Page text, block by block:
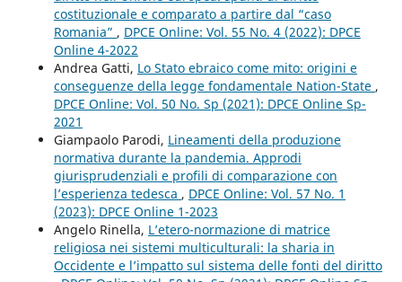
costituzionale e comparato a partire dal “caso
Romania” , DPCE Online: Vol. 55 No. 4 (2022): DPCE
Online 4-2022
Andrea Gatti, Lo Stato ebraico come mito: origini e
conseguenze della legge fondamentale Nation-State ,
DPCE Online: Vol. 50 No. Sp (2021): DPCE Online Sp-
2021
Giampaolo Parodi, Lineamenti della produzione
normativa durante la pandemia. Approdi
giurisprudenziali e profili di comparazione con
l’esperienza tedesca , DPCE Online: Vol. 57 No. 1
(2023): DPCE Online 1-2023
Angelo Rinella, L’etero-normazione di matrice
religiosa nei sistemi multiculturali: la sharia in
Occidente e l’impatto sul sistema delle fonti del diritto